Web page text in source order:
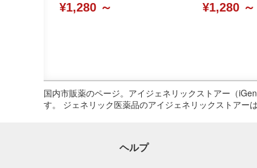
¥1,280 ～
¥1,280 ～
国内市販薬のページ。アイジェネリックストアー（
す。 ジェネリック医薬品のアイジェネリックストアー
ヘルプ